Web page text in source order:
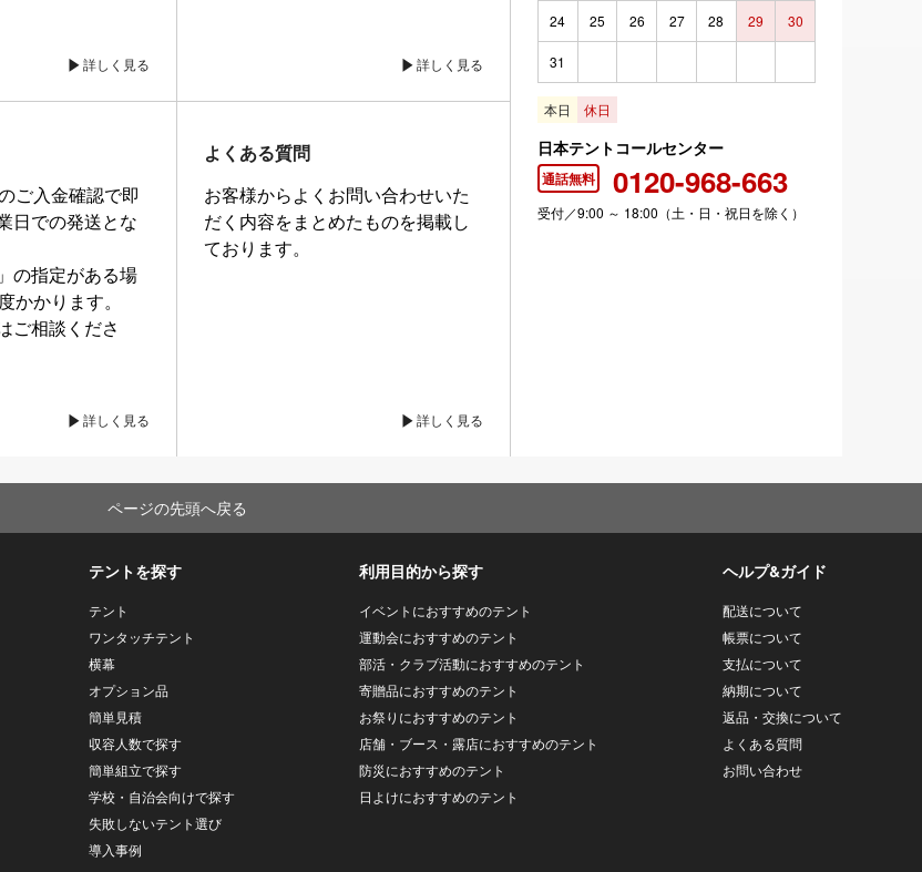
24 25 26 27 28 29 30
31
本日 休日
日本テントコールセンター
通話無料 0120-968-663
受付／9:00 ～ 18:00（土・日・祝日を除く）
詳しく見る 詳しく見る
ご入金確認で即
日での発送とな
の指定がある場
かかります。
ご相談くださ
詳しく見る
よくある質問
お客様からよくお問い合わせいた
だく内容をまとめたものを掲載し
ております。
詳しく見る
ページの先頭へ戻る
テントを探す
テント
ワンタッチテント
横幕
オプション品
簡単見積
収容人数で探す
簡単組立で探す
学校・自治会向けで探す
失敗しないテント選び
導入事例
利用目的から探す
イベントにおすすめのテント
運動会におすすめのテント
部活・クラブ活動におすすめのテント
寄贈品におすすめのテント
お祭りにおすすめのテント
店舗・ブース・露店におすすめのテント
防災におすすめのテント
日よけにおすすめのテント
ヘルプ&ガイド
配送について
帳票について
支払について
納期について
返品・交換について
よくある質問
お問い合わせ